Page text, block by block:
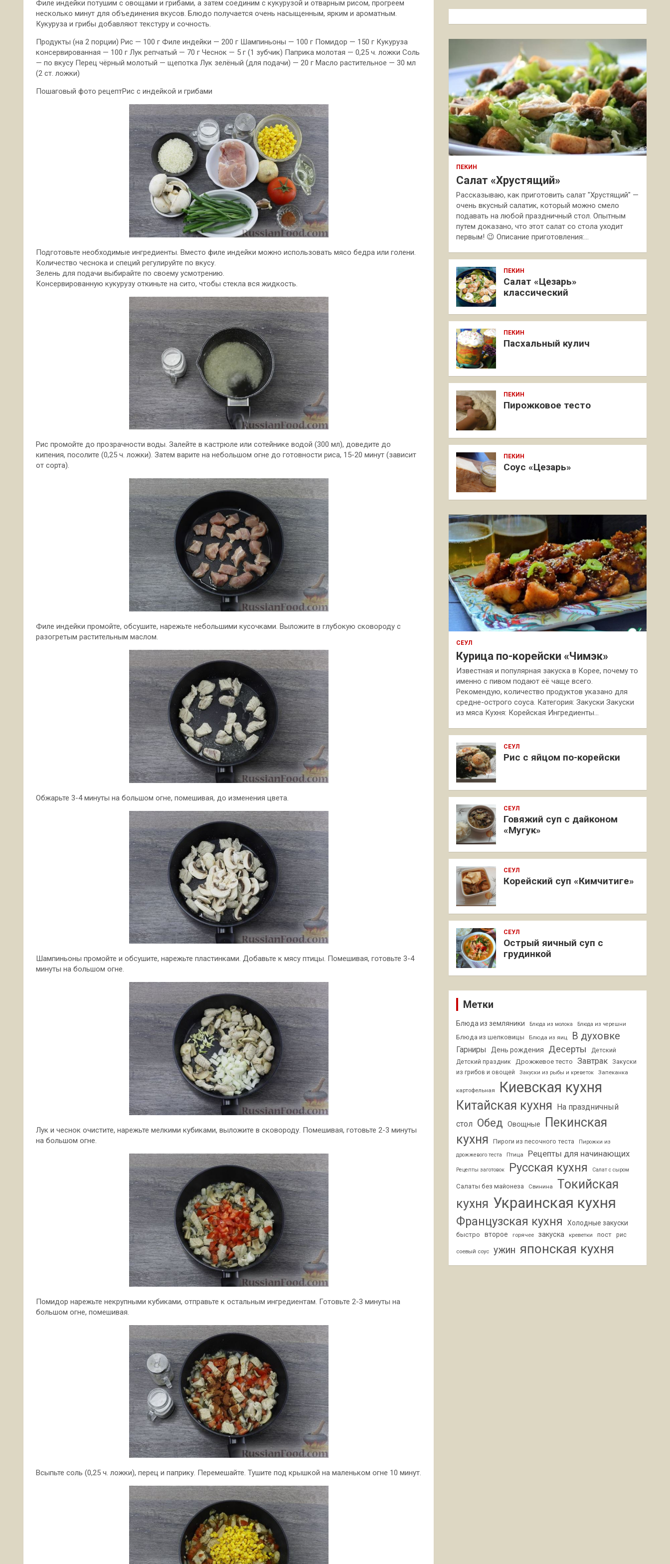
Филе индейки потушим с овощами и грибами, а затем соединим с кукурузой и отварным рисом, прогреем
несколько минут для объединения вкусов. Блюдо получается очень насыщенным, ярким и ароматным.
Кукуруза и грибы добавляют текстуру и сочность.
Продукты (на 2 порции) Рис — 100 г Филе индейки — 200 г Шампиньоны — 100 г Помидор — 150 г Кукуруза
консервированная — 100 г Лук репчатый — 70 г Чеснок — 5 г (1 зубчик) Паприка молотая — 0,25 ч. ложки Соль
— по вкусу Перец чёрный молотый — щепотка Лук зелёный (для подачи) — 20 г Масло растительное — 30 мл
(2 ст. ложки)
Пошаговый фото рецептРис с индейкой и грибами
Подготовьте необходимые ингредиенты. Вместо филе индейки можно использовать мясо бедра или голени.
Количество чеснока и специй регулируйте по вкусу.
Зелень для подачи выбирайте по своему усмотрению.
Консервированную кукурузу откиньте на сито, чтобы стекла вся жидкость.
Рис промойте до прозрачности воды. Залейте в кастрюле или сотейнике водой (300 мл), доведите до
кипения, посолите (0,25 ч. ложки). Затем варите на небольшом огне до готовности риса, 15-20 минут (зависит
от сорта).
Филе индейки промойте, обсушите, нарежьте небольшими кусочками. Выложите в глубокую сковороду с
разогретым растительным маслом.
Обжарьте 3-4 минуты на большом огне, помешивая, до изменения цвета.
Шампиньоны промойте и обсушите, нарежьте пластинками. Добавьте к мясу птицы. Помешивая, готовьте 3-4
минуты на большом огне.
Лук и чеснок очистите, нарежьте мелкими кубиками, выложите в сковороду. Помешивая, готовьте 2-3 минуты
на большом огне.
Помидор нарежьте некрупными кубиками, отправьте к остальным ингредиентам. Готовьте 2-3 минуты на
большом огне, помешивая.
Всыпьте соль (0,25 ч. ложки), перец и паприку. Перемешайте. Тушите под крышкой на маленьком огне 10 минут.
к
ПЕКИН
Салат «Хрустящий»
Рассказываю, как приготовить салат "Хрустящий" —
очень вкусный салатик, который можно смело
подавать на любой праздничный стол. Опытным
путем доказано, что этот салат со стола уходит
первым! 😉 Описание приготовления:…
ПЕКИН
Салат «Цезарь»
классический
ПЕКИН
Пасхальный кулич
ПЕКИН
Пирожковое тесто
ПЕКИН
Соус «Цезарь»
СЕУЛ
Курица по-корейски «Чимэк»
Известная и популярная закуска в Корее, почему то
именно с пивом подают её чаще всего.
Рекомендую, количество продуктов указано для
средне-острого соуса. Категория: Закуски Закуски
из мяса Кухня: Корейская Ингредиенты…
СЕУЛ
Рис с яйцом по-корейски
СЕУЛ
Говяжий суп с дайконом
«Мугук»
СЕУЛ
Корейский суп «Кимчитиге»
СЕУЛ
Острый яичный суп с
грудинкой
Метки
Блюда из земляники Блюда из молока Блюда из черешни
Блюда из шелковицы Блюда из яиц В духовке
Гарниры День рождения Десерты
Детский
Детский праздник
Дрожжевое тесто Завтрак
Закуски
из грибов и овощей
Закуски из рыбы и креветок Запеканка
картофельная Киевская кухня
Китайская кухня На праздничный
стол Обед Овощные
Пекинская
кухня
Пироги из песочного теста
Пирожки из
дрожжевого теста
Птица Рецепты для начинающих
Рецепты заготовок Русская кухня Салат с сыром
Салаты без майонеза Свинина
Токийская
кухня Украинская кухня
Французская кухня Холодные закуски
быстро второе горячее закуска креветки пост рис
соевый соус ужин японская кухня